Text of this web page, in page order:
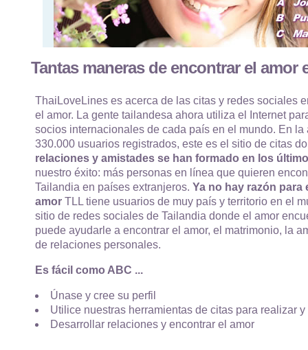
Tantas maneras de encontrar el amor
ThaiLoveLines es acerca de las citas y redes sociales
el amor. La gente tailandesa ahora utiliza el Internet
socios internacionales de cada país en el mundo. En la
330.000 usuarios registrados, este es el sitio de citas
relaciones y amistades se han formado en los
nuestro éxito: más personas en línea que quieren
Tailandia en países extranjeros. Ya no hay razón
amor TLL tiene usuarios de muy país y territorio en el
sitio de redes sociales de Tailandia donde el amor
puede ayudarle a encontrar el amor, el matrimonio, la
de relaciones personales.
Es fácil como ABC ...
Únase y cree su perfil
Utilice nuestras herramientas de citas para realizar
Desarrollar relaciones y encontrar el amor